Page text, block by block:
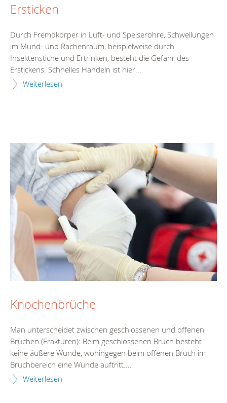
Ersticken
Durch Fremdkörper in Luft- und Speiseröhre, Schwellungen
im Mund- und Rachenraum, beispielweise durch
Insektenstiche und Ertrinken, besteht die Gefahr des
Erstickens. Schnelles Handeln ist hier...
Weiterlesen
Knochenbrüche
Man unterscheidet zwischen geschlossenen und offenen
Brüchen (Frakturen): Beim geschlossenen Bruch besteht
keine äußere Wunde, wohingegen beim offenen Bruch im
Bruchbereich eine Wunde auftritt....
Weiterlesen